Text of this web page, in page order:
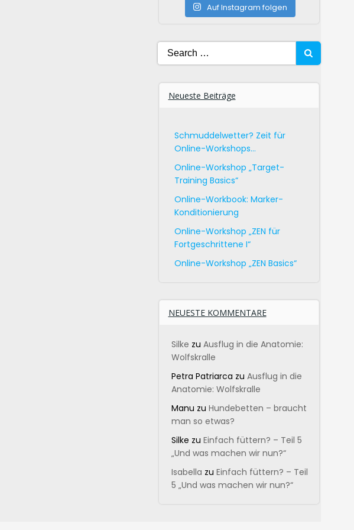
Auf Instagram folgen
Search
for:
Neueste Beiträge
Schmuddelwetter? Zeit für
Online-Workshops…
Online-Workshop „Target-
Training Basics“
Online-Workbook: Marker-
Konditionierung
Online-Workshop „ZEN für
Fortgeschrittene I“
Online-Workshop „ZEN Basics“
NEUESTE KOMMENTARE
Silke zu Ausflug in die Anatomie:
Wolfskralle
Petra Patriarca zu Ausflug in die
Anatomie: Wolfskralle
Manu zu Hundebetten – braucht
man so etwas?
Silke zu Einfach füttern? – Teil 5
„Und was machen wir nun?“
Isabella zu Einfach füttern? – Teil
5 „Und was machen wir nun?“